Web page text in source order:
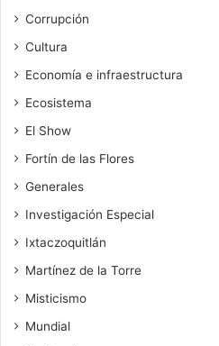
Corrupción
Cultura
Economía e infraestructura
Ecosistema
El Show
Fortín de las Flores
Generales
Investigación Especial
Ixtaczoquitlán
Martínez de la Torre
Misticismo
Mundial